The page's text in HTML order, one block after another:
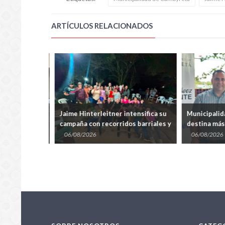
ARTÍCULOS RELACIONADOS
Jaime Hinterleitner intensifica su
campaña con recorridos barriales y
presenta propuestas para
Cambyretã
06/08/2026
destina más
para
Arroyo Porã
06/08/2026